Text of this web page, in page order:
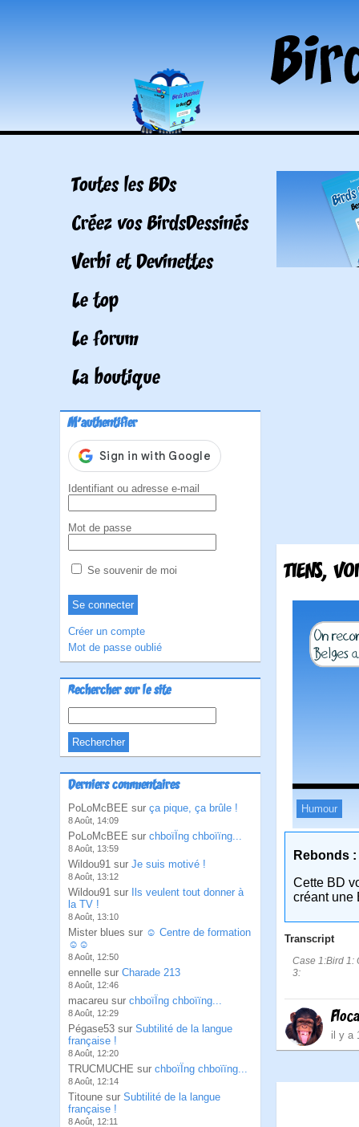
Toutes les BDs
Créez vos BirdsDessinés
Verbi et Devinettes
Le top
Le forum
La boutique
M'authentifier
Identifiant ou adresse e-mail
Mot de passe
Se souvenir de moi
Créer un compte
Mot de passe oublié
Rechercher sur le site
Derniers commentaires
PoLoMcBEE sur ça pique, ça brûle !
8 Août, 14:09
PoLoMcBEE sur chboïÏng chboïïng...
8 Août, 13:59
Wildou91 sur Je suis motivé !
8 Août, 13:12
Wildou91 sur
Ils veulent tout donner à
la TV !
8 Août, 13:10
Mister blues sur ☺ Centre de formation
☺☺
8 Août, 12:50
ennelle sur Charade 213
8 Août, 12:46
macareu sur chboïÏng chboïïng...
8 Août, 12:29
Pégase53 sur Subtilité de la langue
française !
8 Août, 12:20
TRUCMUCHE sur chboïÏng chboïïng...
8 Août, 12:14
Titoune sur Subtilité de la langue
française !
8 Août, 12:11
TIENS,
Humour
Rebonds :
Cette BD
créant une
Transcript
Case 1:Bird 1:
3:
il y a